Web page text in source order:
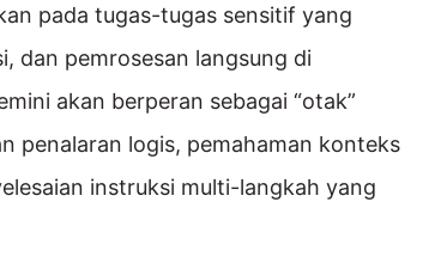
pada tugas-tugas sensitif yang
dan pemrosesan langsung di
akan berperan sebagai “otak”
penalaran logis, pemahaman konteks
instruksi multi-langkah yang